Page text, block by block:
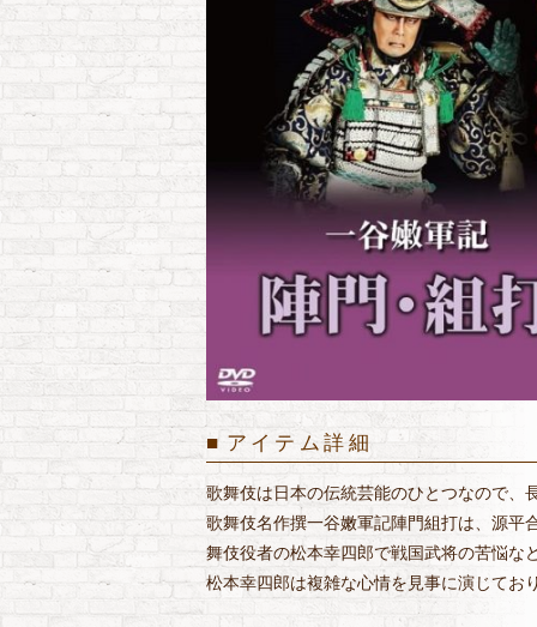
アイテム詳細
歌舞伎は日本の伝統芸能のひとつなので、
歌舞伎名作撰一谷嫩軍記陣門組打は、源平
舞伎役者の松本幸四郎で戦国武将の苦悩な
松本幸四郎は複雑な心情を見事に演じてお